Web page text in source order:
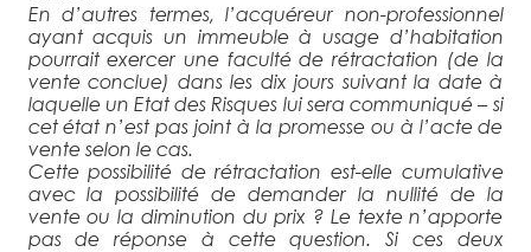
En d’autres termes, l’acquéreur non-professionnel
ayant acquis un immeuble à usage d’habitation
pourrait exercer une faculté de rétractation (de la
vente conclue) dans les dix jours suivant la date à
laquelle un Etat des Risques lui sera communiqué – si
cet état n’est pas joint à la promesse ou à l’acte de
vente selon le cas.
Cette possibilité de rétractation est-elle cumulative
avec la possibilité de demander la nullité de la
vente ou la diminution du prix ? Le texte n’apporte
pas de réponse à cette question. Si ces deux